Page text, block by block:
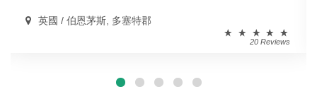
英國 / 伯恩茅斯, 多塞特郡
20 Reviews